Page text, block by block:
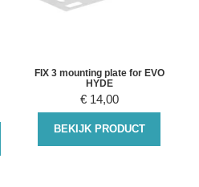
FIX 3 mounting plate for EVO
HYDE
€ 14,00
BEKIJK PRODUCT